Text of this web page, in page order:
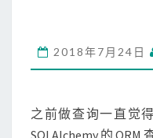
2018年7月24日
之前做查询一直觉
SQLAlchemy 的